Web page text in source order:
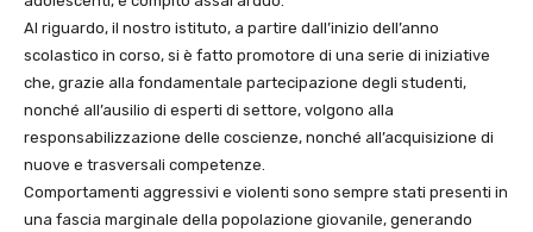
Al riguardo, il nostro istituto, a partire dall’inizio dell’anno
scolastico in corso, si è fatto promotore di una serie di iniziative
che, grazie alla fondamentale partecipazione degli studenti,
nonché all’ausilio di esperti di settore, volgono alla
responsabilizzazione delle coscienze, nonché all’acquisizione di
nuove e trasversali competenze.
Comportamenti aggressivi e violenti sono sempre stati presenti in
una fascia marginale della popolazione giovanile, generando